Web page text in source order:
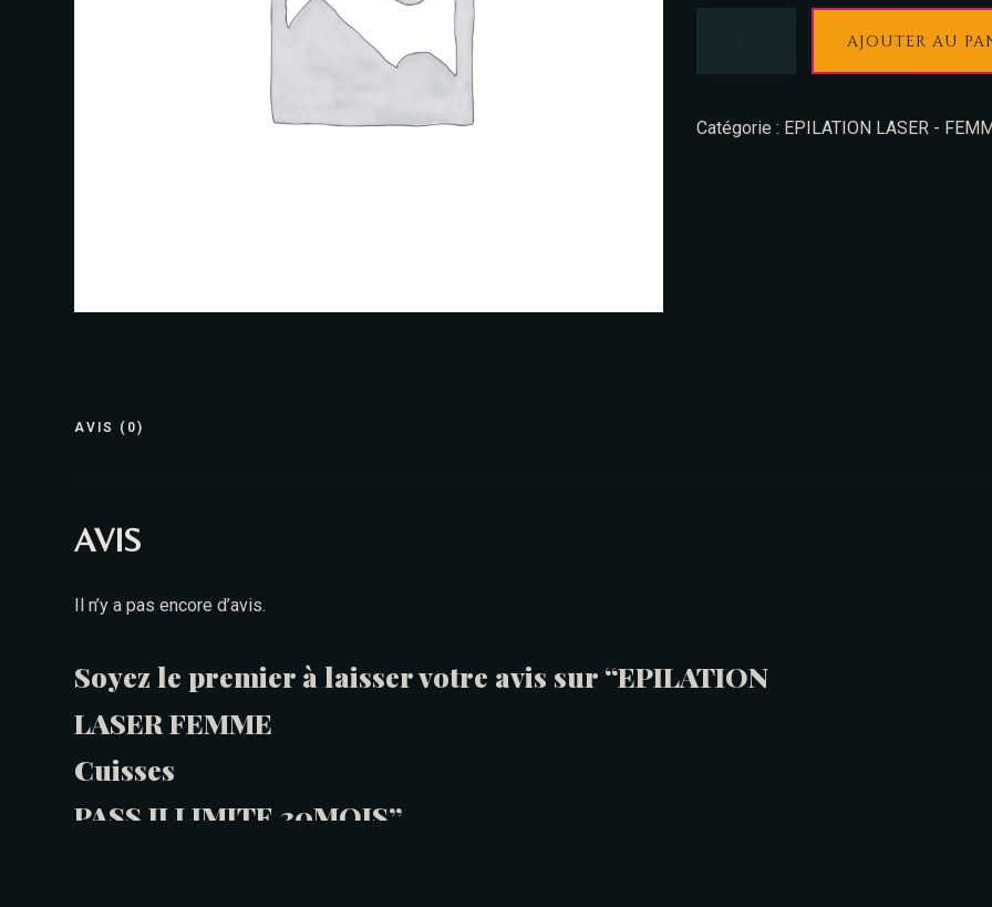
AJOUTER AU
Catégorie : EPILATION LASER -
AVIS (0)
AVIS
Il n’y a pas encore d’avis.
Soyez le premier à laisser votre avis sur “EPILATION
LASER FEMME
Cuisses
PASS ILLIMITE 30MOIS”